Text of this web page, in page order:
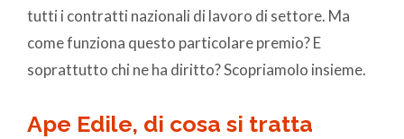
tutti i contratti nazionali di lavoro di settore. Ma
come funziona questo particolare premio? E
soprattutto chi ne ha diritto? Scopriamolo insieme.
Ape Edile, di cosa si tratta